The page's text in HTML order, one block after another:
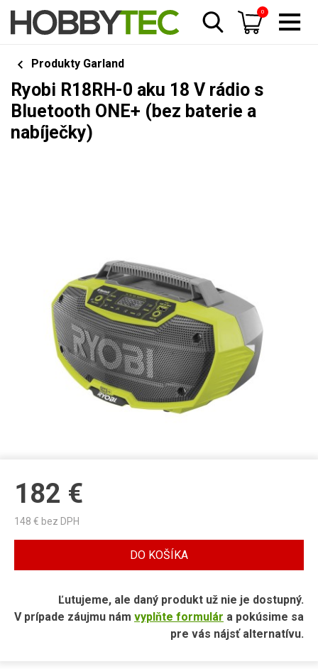
0
Produkty Garland
Ryobi R18RH-0 aku 18 V rádio s
Bluetooth ONE+ (bez baterie a
nabíječky)
182 €
148 € bez DPH
DO KOŠÍKA
Ľutujeme, ale daný produkt už nie je dostupný.
V prípade záujmu nám vyplňte formulár a pokúsime sa
pre vás nájsť alternatívu.